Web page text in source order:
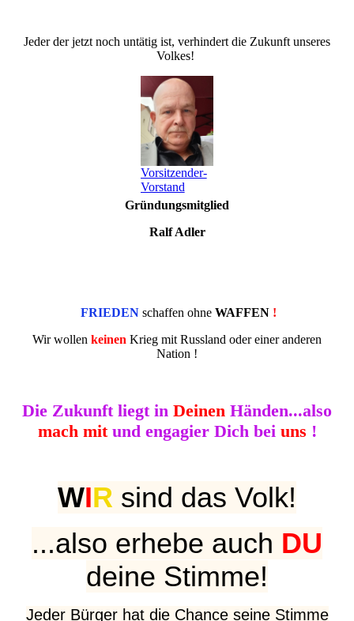
Jeder der jetzt noch untätig ist, verhindert die Zukunft unseres
Volkes!
Vorsitzender-
Vorstand
Gründungsmitglied
Ralf Adler
FRIEDEN schaffen ohne WAFFEN !
Wir wollen keinen Krieg mit Russland oder einer anderen
Nation !
Die Zukunft liegt in Deinen Händen...also
mach mitund engagier Dich bei uns !
WIR sind das Volk!
...also erhebe auch DU
deine Stimme!
Jeder Bürger hat die Chance seine Stimme